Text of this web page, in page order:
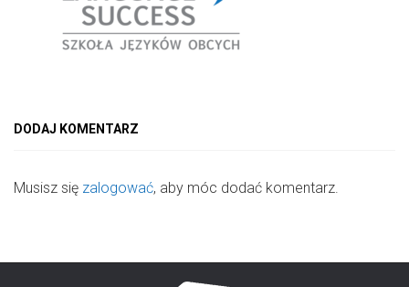
DODAJ KOMENTARZ
Musisz się zalogować, aby móc dodać komentarz.